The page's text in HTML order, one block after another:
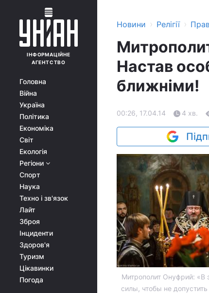
ІНФОРМАЦІЙНЕ
АГЕНТСТВО
Головна
Війна
Україна
Політика
Економіка
Світ
Екологія
Регіони
Спорт
Наука
Техно і зв'язок
Лайт
Зброя
Інциденти
Здоров'я
Туризм
Цікавинки
Погода
Новини › Релігії ›
Настав
ближніми!
00:26, 17.04.14 4 хв.
Митрополит Онуфрий: «В
силы, чтобы не